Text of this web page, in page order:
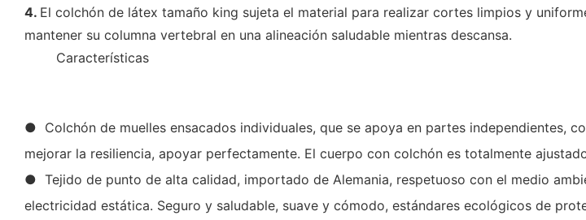
4. El colchón de látex tamaño king sujeta el material para realizar cortes limpios y
mantener su columna vertebral en una alineación saludable mientras descansa.
Características
● Colchón de muelles ensacados individuales, que se apoya en partes independientes,
mejorar la resiliencia, apoyar perfectamente. El cuerpo con colchón es totalmente
● Tejido de punto de alta calidad, importado de Alemania, respetuoso con el medio
electricidad estática. Seguro y saludable, suave y cómodo, estándares ecológicos de